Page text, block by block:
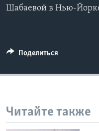
Шабаевой в Нью-
Поделиться
Читайте также